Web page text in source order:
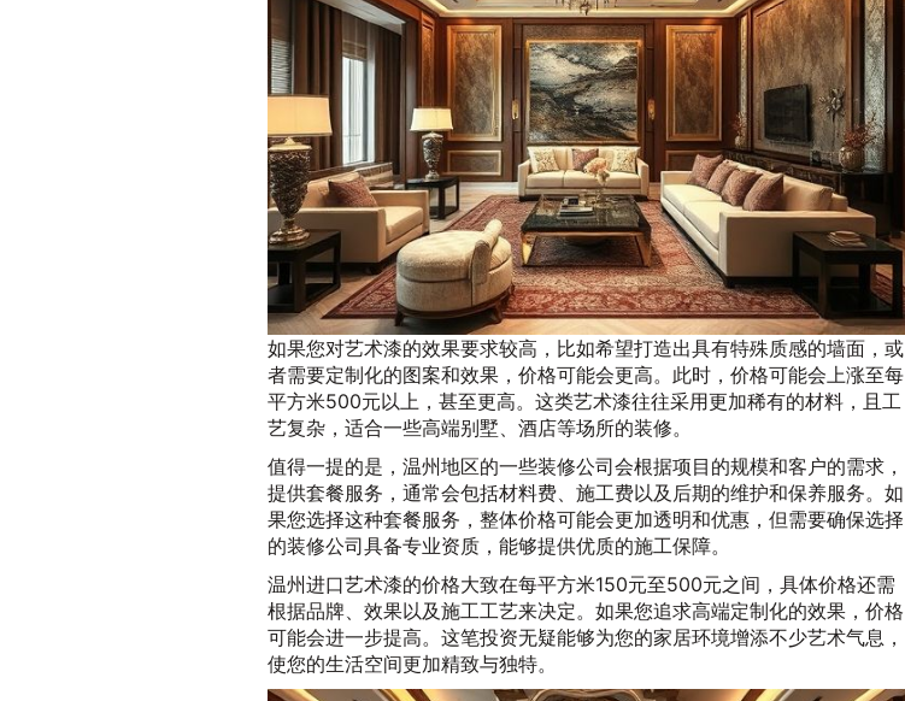
如果您对艺术漆的效果要求较高，比如希望打造出具有特殊质感的墙面，或
者需要定制化的图案和效果，价格可能会更高。此时，价格可能会上涨至每
平方米500元以上，甚至更高。这类艺术漆往往采用更加稀有的材料，且工
艺复杂，适合一些高端别墅、酒店等场所的装修。
值得一提的是，温州地区的一些装修公司会根据项目的规模和客户的需求，
提供套餐服务，通常会包括材料费、施工费以及后期的维护和保养服务。如
果您选择这种套餐服务，整体价格可能会更加透明和优惠，但需要确保选择
的装修公司具备专业资质，能够提供优质的施工保障。
温州进口艺术漆的价格大致在每平方米150元至500元之间，具体价格还需
根据品牌、效果以及施工工艺来决定。如果您追求高端定制化的效果，价格
可能会进一步提高。这笔投资无疑能够为您的家居环境增添不少艺术气息，
使您的生活空间更加精致与独特。